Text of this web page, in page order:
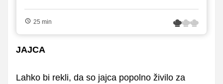
25 min
JAJCA
Lahko bi rekli, da so jajca popolno živilo za